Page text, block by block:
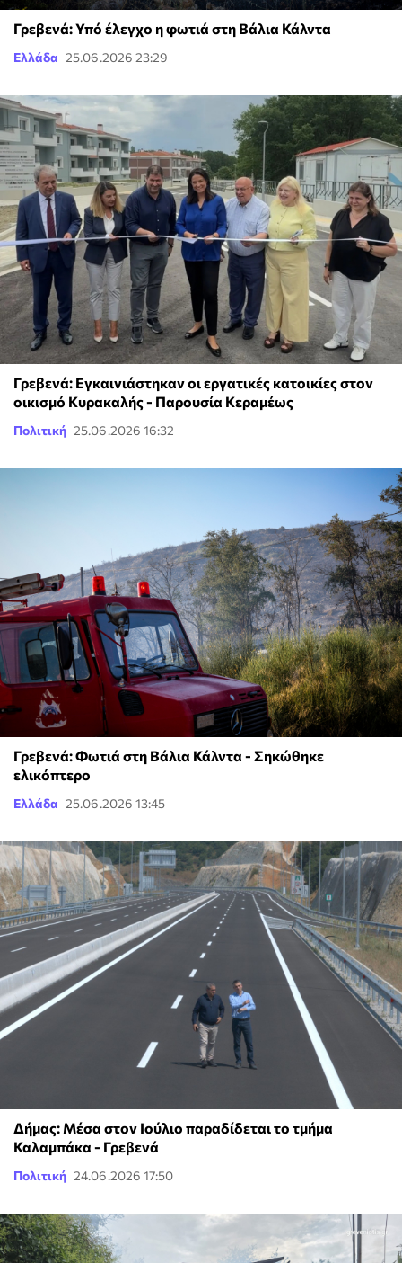
Γρεβενά: Υπό έλεγχο η φωτιά στη Βάλια Κάλντα
Ελλάδα 25.06.2026 23:29
Γρεβενά: Εγκαινιάστηκαν οι εργατικές κατοικίες στον
οικισμό Κυρακαλής - Παρουσία Κεραμέως
Πολιτική 25.06.2026 16:32
Γρεβενά: Φωτιά στη Βάλια Κάλντα - Σηκώθηκε
ελικόπτερο
Ελλάδα 25.06.2026 13:45
Δήμας: Μέσα στον Ιούλιο παραδίδεται το τμήμα
Καλαμπάκα - Γρεβενά
Πολιτική 24.06.2026 17:50